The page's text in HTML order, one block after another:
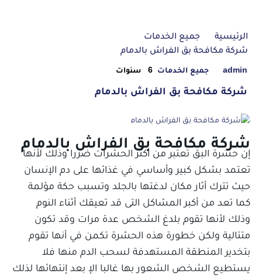
الرئيسية
جميع الخدمات
شركة مكافحة بق الفراش بالدمام
admin جميع الخدمات 6 سنوات
شركة مكافحة بق الفراش بالدمام
شركة مكافحة بق الفراش بالدمام
إن حشرة البق تعتبر من أكثر الحشرات ضررا وذلك لأنها
تعتمد بشكل كبير وأساسي في غذائها على دم الإنسان
حيث تترك أثار مكان لدغتها بالجلد وتسبب حكة مؤلمة
كما تعد من أكبر المشاكل التى قد تعيقك أثناء النوم
وذلك لأنها تقوم بلدغ الشخص عدة مرات وقد تكون
متتالية ولكن خطورة هذه الحشرة تكمن في أنها تقوم
بتخدير المنطقة المستهدفة لسحب الدم منها فلا
يستطيع الشخص الشعور بها غالبا الإ بعد إنتهائها لذلك